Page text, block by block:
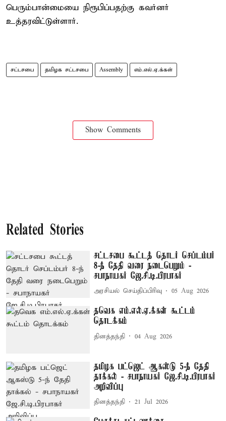
பெரும்பான்மையை நிரூபிப்பதற்கு கவர்னர்
உத்தரவிட்டுள்ளார்.
சட்டசபை தமிழக சட்டசபை Assembly எம்.எல்.ஏ.க்கள்
Show Comments
Related Stories
சட்டசபை கூட்டத் தொடர் செப்டம்பர்
8-ந் தேதி வரை நடைபெறும் -
சபாநாயகர் ஜே.சி.டி.பிரபாகர்
அரசியல் செய்திப்பிரிவு 05 Aug 2026
தவெக எம்.எல்.ஏ.க்கள் கூட்டம்
தொடக்கம்
தினத்தந்தி 04 Aug 2026
தமிழக பட்ஜெட் ஆகஸ்டு 5-ந் தேதி
தாக்கல் - சபாநாயகர் ஜே.சி.டி.பிரபாகர்
அறிவிப்பு
தினத்தந்தி 21 Jul 2026